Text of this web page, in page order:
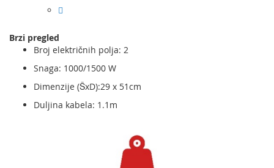
Brzi pregled
Broj električnih polja: 2
Snaga: 1000/1500 W
Dimenzije (ŠxD):29 x 51cm
Duljina kabela: 1.1m